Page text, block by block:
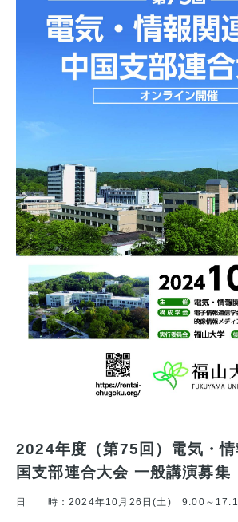
2024年度（第75回）電気・情
国支部連合大会 一般講演募集
日 時：2024年10月26日(土) 9:00～17:15